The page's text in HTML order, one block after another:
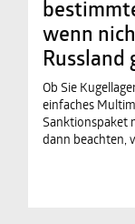
wenn
Ob Sie
einfaches
Sanktionspaket
dann beachten,